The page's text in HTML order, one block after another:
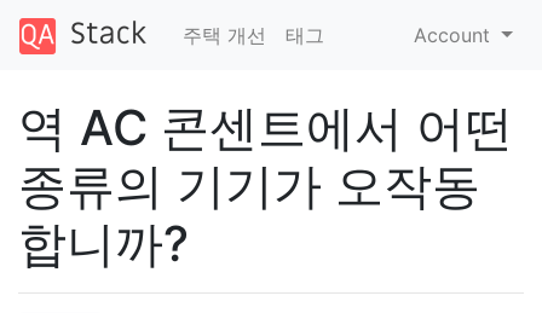
주택 개선 태그 Account
역 AC 콘센트에서 어떤
종류의 기기가 오작동
합니까?